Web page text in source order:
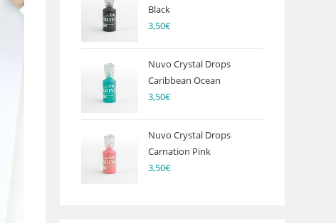
Black
3,50€
Nuvo Crystal Drops
Caribbean Ocean
3,50€
Nuvo Crystal Drops
Carnation Pink
3,50€